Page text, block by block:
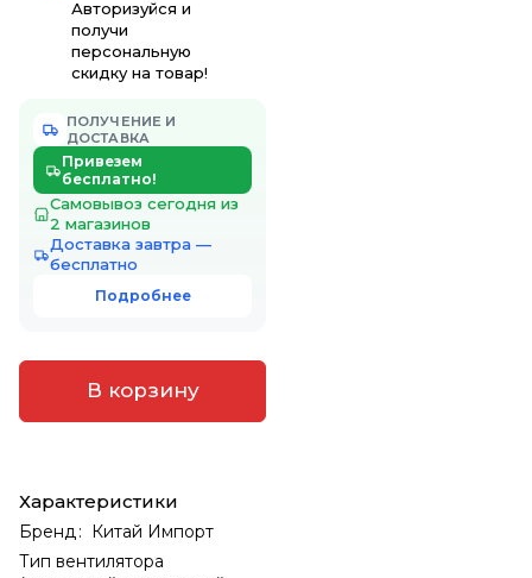
Авторизуйся и
получи
персональную
скидку на товар!
ПОЛУЧЕНИЕ И
ДОСТАВКА
Привезем
бесплатно!
Самовывоз сегодня из
2 магазинов
Доставка завтра —
бесплатно
Подробнее
В корзину
Характеристики
Бренд : Китай Импорт
Тип вентилятора